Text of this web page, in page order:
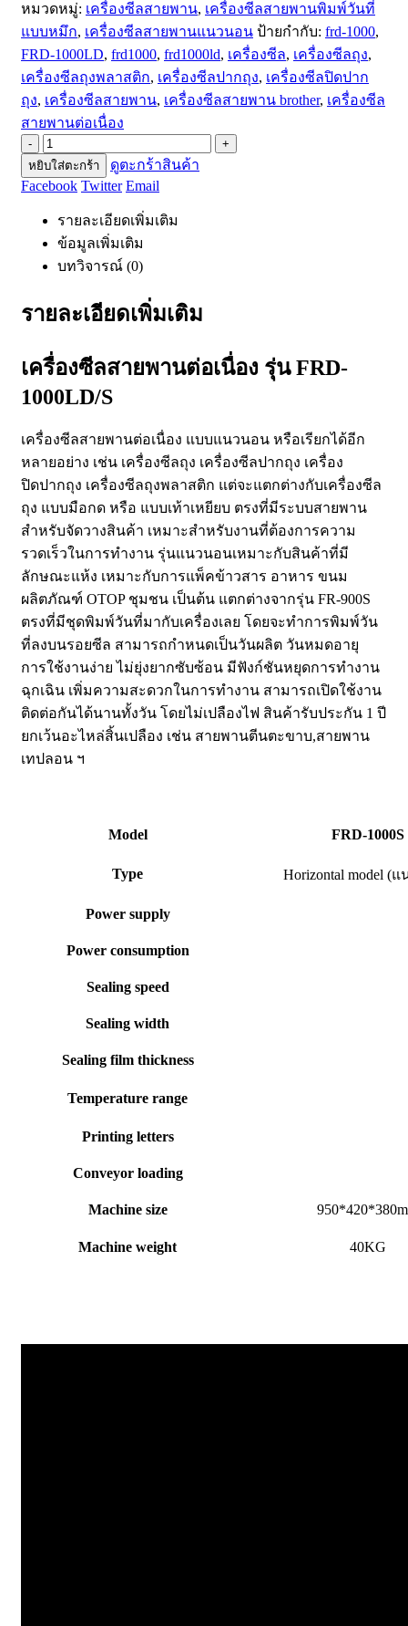
หมวดหมู่: เครื่องซีลสายพาน, เครื่องซีลสายพานพิมพ์วันที่
แบบหมึก, เครื่องซีลสายพานแนวนอน ป้ายกำกับ: frd-1000,
FRD-1000LD, frd1000, frd1000ld, เครื่องซีล, เครื่องซีลถุง,
เครื่องซีลถุงพลาสติก, เครื่องซีลปากถุง, เครื่องซีลปิดปาก
ถุง, เครื่องซีลสายพาน, เครื่องซีลสายพาน brother, เครื่องซีล
สายพานต่อเนื่อง
-
+
หยิบใส่ตะกร้า
ดูตะกร้าสินค้า
Facebook Twitter Email
รายละเอียดเพิ่มเติม
ข้อมูลเพิ่มเติม
บทวิจารณ์ (0)
รายละเอียดเพิ่มเติม
เครื่องซีลสายพานต่อเนื่อง รุ่น FRD-
1000LD/S
เครื่องซีลสายพานต่อเนื่อง แบบแนวนอน หรือเรียกได้อีก
หลายอย่าง เช่น เครื่องซีลถุง เครื่องซีลปากถุง เครื่อง
ปิดปากถุง เครื่องซีลถุงพลาสติก แต่จะแตกต่างกับเครื่องซีล
ถุง แบบมือกด หรือ แบบเท้าเหยียบ ตรงที่มีระบบสายพาน
สำหรับจัดวางสินค้า เหมาะสำหรับงานที่ต้องการความ
รวดเร็วในการทำงาน รุ่นแนวนอนเหมาะกับสินค้าที่มี
ลักษณะแห้ง เหมาะกับการแพ็คข้าวสาร อาหาร ขนม
ผลิตภัณฑ์ OTOP ชุมชน เป็นต้น แตกต่างจากรุ่น FR-900S
ตรงที่มีชุดพิมพ์วันที่มากับเครื่องเลย โดยจะทำการพิมพ์วัน
ที่ลงบนรอยซีล สามารถกำหนดเป็นวันผลิต วันหมดอายุ
การใช้งานง่าย ไม่ยุ่งยากซับซ้อน มีฟังก์ชันหยุดการทำงาน
ฉุกเฉิน เพิ่มความสะดวกในการทำงาน สามารถเปิดใช้งาน
ติดต่อกันได้นานทั้งวัน โดยไม่เปลืองไฟ สินค้ารับประกัน 1 ปี
ยกเว้นอะไหล่สิ้นเปลือง เช่น สายพานตีนตะขาบ,สายพาน
เทปลอน ฯ
Model FRD-1000S
Type Horizontal model (
Power supply
Power consumption
Sealing speed
Sealing width
Sealing film thickness
Temperature range
Printing letters
Conveyor loading
Machine size
Machine weight 40KG